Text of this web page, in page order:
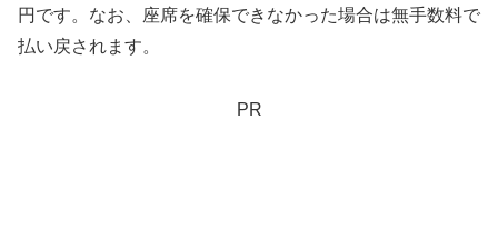
円です。なお、座席を確保できなかった場合は無手数料で
払い戻されます。
PR